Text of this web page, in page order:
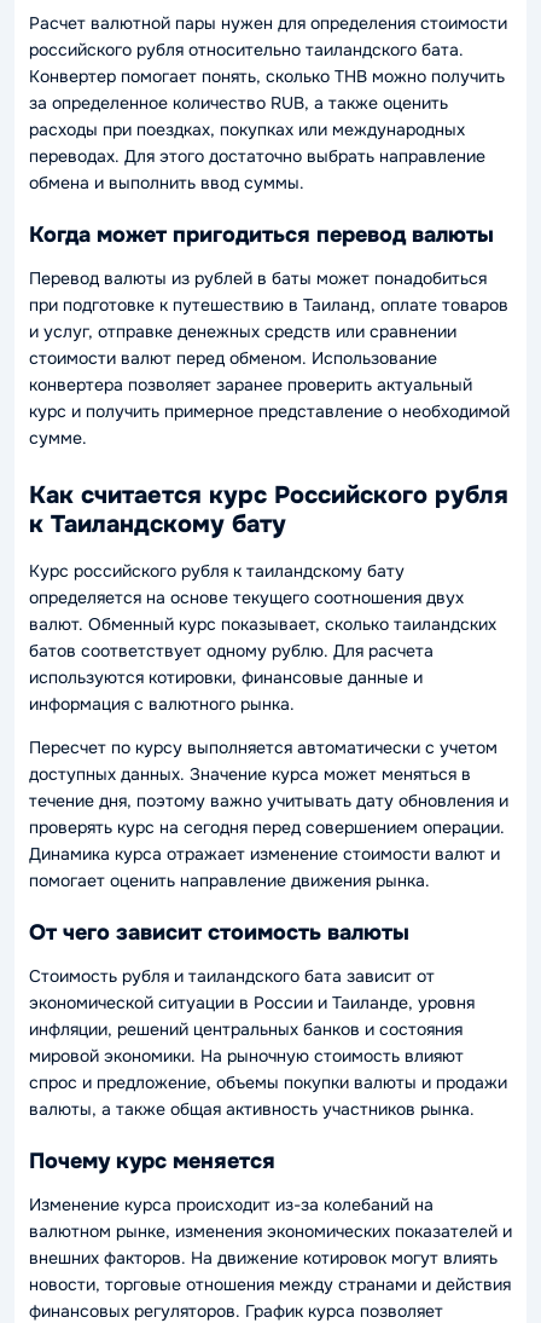
Расчет валютной пары нужен для определения стоимости
российского рубля относительно таиландского бата.
Конвертер помогает понять, сколько THB можно получить
за определенное количество RUB, а также оценить
расходы при поездках, покупках или международных
переводах. Для этого достаточно выбрать направление
обмена и выполнить ввод суммы.
Когда может пригодиться перевод валюты
Перевод валюты из рублей в баты может понадобиться
при подготовке к путешествию в Таиланд, оплате товаров
и услуг, отправке денежных средств или сравнении
стоимости валют перед обменом. Использование
конвертера позволяет заранее проверить актуальный
курс и получить примерное представление о необходимой
сумме.
Как считается курс Российского рубля
к Таиландскому бату
Курс российского рубля к таиландскому бату
определяется на основе текущего соотношения двух
валют. Обменный курс показывает, сколько таиландских
батов соответствует одному рублю. Для расчета
используются котировки, финансовые данные и
информация с валютного рынка.
Пересчет по курсу выполняется автоматически с учетом
доступных данных. Значение курса может меняться в
течение дня, поэтому важно учитывать дату обновления и
проверять курс на сегодня перед совершением операции.
Динамика курса отражает изменение стоимости валют и
помогает оценить направление движения рынка.
От чего зависит стоимость валюты
Стоимость рубля и таиландского бата зависит от
экономической ситуации в России и Таиланде, уровня
инфляции, решений центральных банков и состояния
мировой экономики. На рыночную стоимость влияют
спрос и предложение, объемы покупки валюты и продажи
валюты, а также общая активность участников рынка.
Почему курс меняется
Изменение курса происходит из-за колебаний на
валютном рынке, изменения экономических показателей и
внешних факторов. На движение котировок могут влиять
новости, торговые отношения между странами и действия
финансовых регуляторов. График курса позволяет